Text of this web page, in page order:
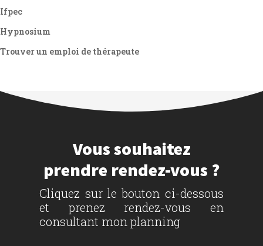
Ifpec
Hypnosium
Trouver un emploi de thérapeute
Vous souhaitez
prendre rendez-vous ?
Cliquez sur le bouton ci-dessous
et prenez rendez-vous en
consultant mon planning